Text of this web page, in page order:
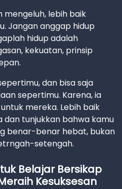
mengeluh, lebih baik
Jangan anggap hidup
hidup adalah
kekuatan, prinsip
dan bisa saja
sepertimu. Karena, ia
mereka. Lebih baik
dan tunjukkan bahwa kamu
benar-benar hebat, bukan
setengah.
Belajar Bersikap
Kesuksesan